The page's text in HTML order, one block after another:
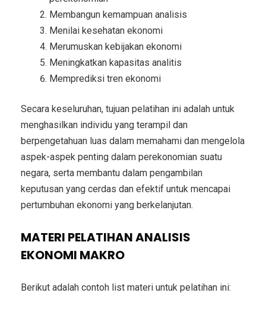
Membangun kemampuan analisis
Menilai kesehatan ekonomi
Merumuskan kebijakan ekonomi
Meningkatkan kapasitas analitis
Memprediksi tren ekonomi
Secara keseluruhan, tujuan pelatihan ini adalah untuk
menghasilkan individu yang terampil dan
berpengetahuan luas dalam memahami dan mengelola
aspek-aspek penting dalam perekonomian suatu
negara, serta membantu dalam pengambilan
keputusan yang cerdas dan efektif untuk mencapai
pertumbuhan ekonomi yang berkelanjutan.
MATERI PELATIHAN ANALISIS
EKONOMI MAKRO
Berikut adalah contoh list materi untuk pelatihan ini: